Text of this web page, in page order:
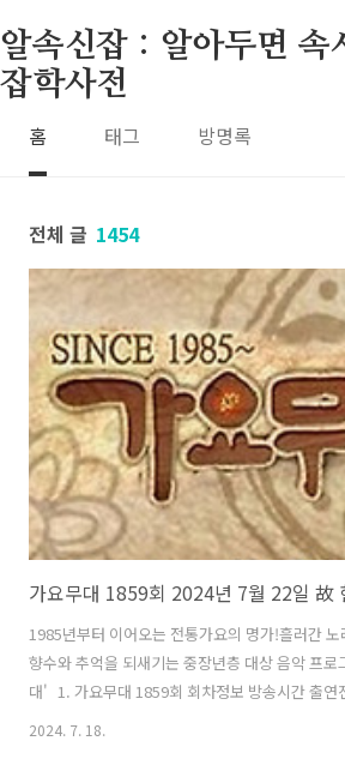
알속신잡 : 알아두면 속
잡학사전
홈 태그 방명록
전체 글 1454
1985년부터 이어오는 전통가요의 명가!흘러간
향수와 추억을 되새기는 중장년층 대상 음악 프로
대' 1. 가요무대 1859회 회차정보 방송시간 출연
1859회일시 : 2024년 7월 22일시간 : 22:00 (밤 10
2024. 7. 18.